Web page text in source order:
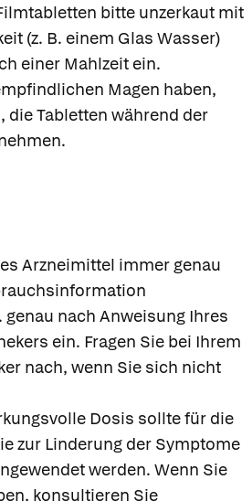
bitte unzerkaut mit
(z. B. einem Glas Wasser)
einer Mahlzeit ein.
Magen haben,
die Tabletten während der
Arzneimittel immer genau
genau nach Anweisung Ihres
ein. Fragen Sie bei Ihrem
nach, wenn Sie sich nicht
Dosis sollte für die
zur Linderung der Symptome
werden. Wenn Sie
konsultieren Sie